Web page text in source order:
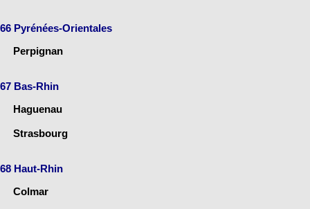
66 Pyrénées-Orientales
Perpignan
67 Bas-Rhin
Haguenau
Strasbourg
68 Haut-Rhin
Colmar